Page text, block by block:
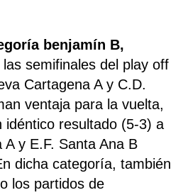
benjamín B,
semifinales del play off
Cartagena A y C.D.
ventaja para la vuelta,
idéntico resultado (5-3) a
A y E.F. Santa Ana B
dicha categoría, también
los partidos de